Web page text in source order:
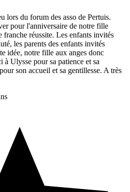
lors du forum des asso de Pertuis.
pour l'anniversaire de notre fille
franche réussite. Les enfants invités
les parents des enfants invités
idée, notre fille aux anges donc
Ulysse pour sa patience et sa
son accueil et sa gentillesse. A très